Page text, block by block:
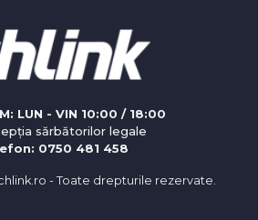
LUN - VIN 10:00 / 18:00
sărbătorilor legale
0750 481 458
- Toate drepturile rezervate.